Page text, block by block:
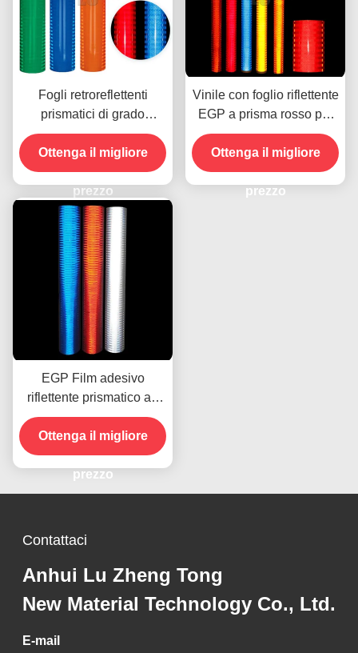
Fogli retroreflettenti
prismatici di grado
ingegneristico per segnali
stradali
Ottenga il migliore
prezzo
Vinile con foglio riflettente
EGP a prisma rosso per
la stampa UV con
solvente ecologico
Ottenga il migliore
prezzo
EGP Film adesivo
riflettente prismatico ad
alta intensità per fogli di
vinile
Ottenga il migliore
prezzo
Contattaci
Anhui Lu Zheng Tong
New Material Technology Co., Ltd.
E-mail